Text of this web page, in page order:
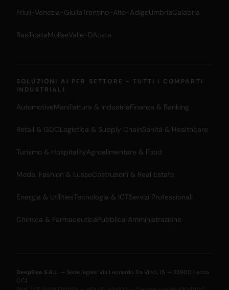
Friuli-Venezia-GiuliaTrentino-Alto-AdigeUmbriaCalabria
BasilicataMoliseValle-DAosta
SOLUZIONI AI PER SETTORE - TUTTI I COMPARTI
INDUSTRIALI
AutomotiveManifattura & IndustriaFinanza & Banking
Retail & GDOLogistica & Supply ChainSanità & Healthcare
Turismo & HospitalityAgroalimentare & Food
Moda, Fashion & LussoCostruzioni & Real Estate
Energia & UtilitiesTecnologia & ICTServizi Professionali
Chimica & FarmaceuticaPubblica Amministrazione
DeepElse S.R.L. — Sede legale: Via Leonardo Da Vinci, 15 — 23900 Lecco
(LC)